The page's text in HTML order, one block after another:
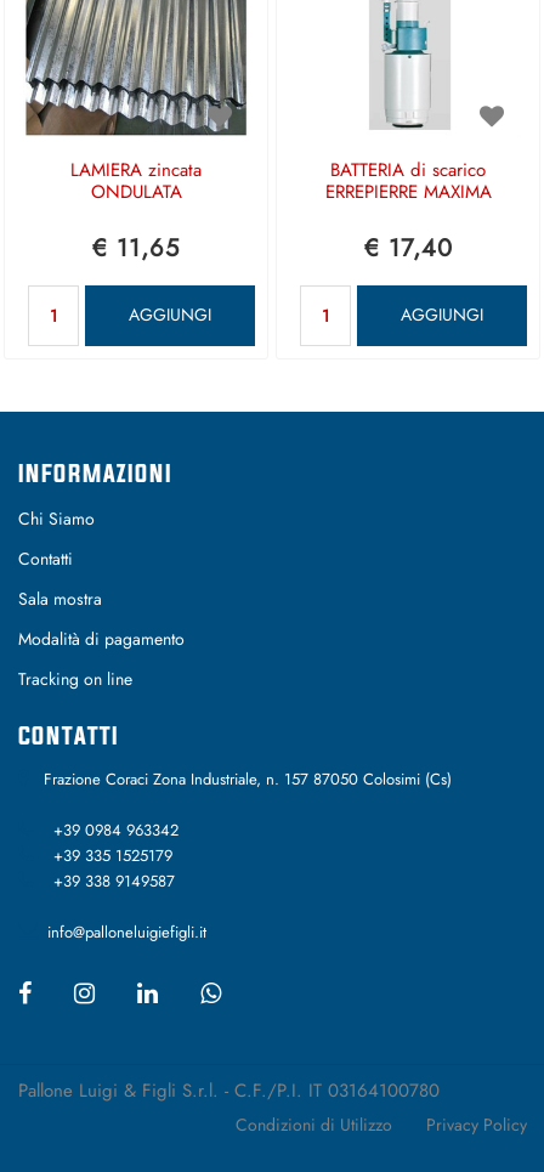
LAMIERA zincata
ONDULATA
€ 11,65
AGGIUNGI
BATTERIA di scarico
ERREPIERRE MAXIMA
€ 17,40
AGGIUNGI
INFORMAZIONI
Chi Siamo
Contatti
Sala mostra
Modalità di pagamento
Tracking on line
CONTATTI
Frazione Coraci Zona Industriale, n. 157 87050 Colosimi (Cs)
+39 0984 963342
+39 335 1525179
+39 338 9149587
info@palloneluigiefigli.it
Pallone Luigi & Figli S.r.l. - C.F./P.I. IT 03164100780
Condizioni di Utilizzo Privacy Policy